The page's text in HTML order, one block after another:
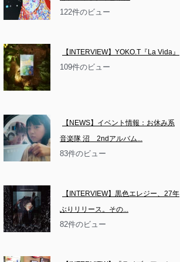
122件のビュー
【INTERVIEW】YOKO.T『La Vida』
109件のビュー
【NEWS】イベント情報：お休み系
音楽隊 沼　2ndアルバム...
83件のビュー
【INTERVIEW】黒色エレジー、27年
ぶりリリース。その...
82件のビュー